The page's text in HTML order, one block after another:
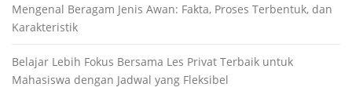
Mengenal Beragam Jenis Awan: Fakta, Proses Terbentuk, dan
Karakteristik
Belajar Lebih Fokus Bersama Les Privat Terbaik untuk
Mahasiswa dengan Jadwal yang Fleksibel